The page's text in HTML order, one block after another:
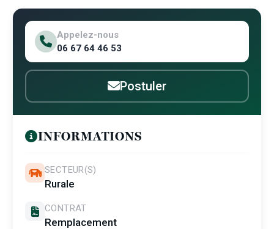
Appelez-nous
06 67 64 46 53
Postuler
INFORMATIONS
SECTEUR(S)
Rurale
CONTRAT
Remplacement